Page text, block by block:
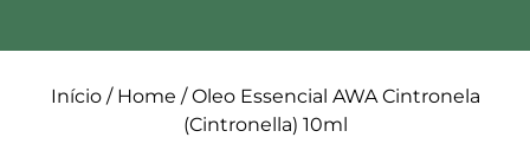
Início/ Home / Oleo Essencial AWA Cintronela
(Cintronella) 10ml